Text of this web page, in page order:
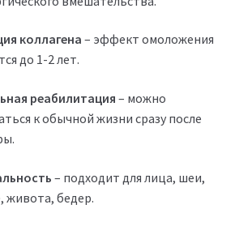
коллагена– эффект омоложения
до 1-2 лет.
реабилитация– можно
к обычной жизни сразу после
– подходит для лица, шеи,
живота, бедер.